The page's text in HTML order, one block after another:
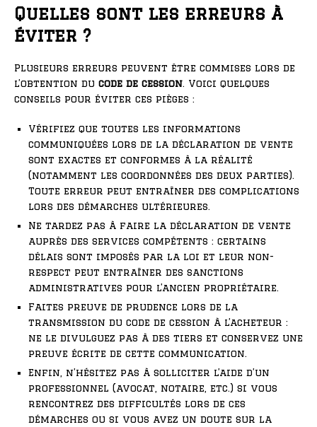
Quelles sont les erreurs à
éviter ?
Plusieurs erreurs peuvent être commises lors de
l’obtention du code de cession. Voici quelques
conseils pour éviter ces pièges :
Vérifiez que toutes les informations
communiquées lors de la déclaration de vente
sont exactes et conformes à la réalité
(notamment les coordonnées des deux parties).
Toute erreur peut entraîner des complications
lors des démarches ultérieures.
Ne tardez pas à faire la déclaration de vente
auprès des services compétents : certains
délais sont imposés par la loi et leur non-
respect peut entraîner des sanctions
administratives pour l’ancien propriétaire.
Faites preuve de prudence lors de la
transmission du code de cession à l’acheteur :
ne le divulguez pas à des tiers et conservez une
preuve écrite de cette communication.
Enfin, n’hésitez pas à solliciter l’aide d’un
professionnel (avocat, notaire, etc.) si vous
rencontrez des difficultés lors de ces
démarches ou si vous avez un doute sur la